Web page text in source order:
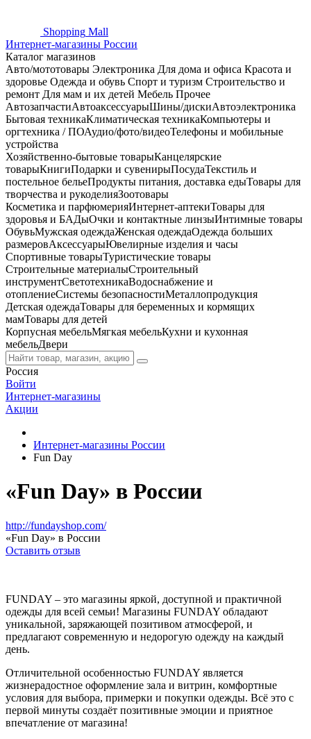
Shopping Mall
Интернет-магазины России
Каталог магазинов
Авто/мототовары Электроника Для дома и офиса Красота и
здоровье Одежда и обувь Спорт и туризм Строительство и
ремонт Для мам и их детей Мебель Прочее
АвтозапчастиАвтоаксессуарыШины/дискиАвтоэлектроника
Бытовая техникаКлиматическая техникаКомпьютеры и
оргтехника / ПОАудио/фото/видеоТелефоны и мобильные
устройства
Хозяйственно-бытовые товарыКанцелярские
товарыКнигиПодарки и сувенирыПосудаТекстиль и
постельное бельеПродукты питания, доставка едыТовары для
творчества и рукоделияЗоотовары
Косметика и парфюмерияИнтернет-аптекиТовары для
здоровья и БАДыОчки и контактные линзыИнтимные товары
ОбувьМужская одеждаЖенская одеждаОдежда больших
размеровАксессуарыЮвелирные изделия и часы
Спортивные товарыТуристические товары
Строительные материалыСтроительный
инструментСветотехникаВодоснабжение и
отоплениеСистемы безопасностиМеталлопродукция
Детская одеждаТовары для беременных и кормящих
мамТовары для детей
Корпусная мебельМягкая мебельКухни и кухонная
мебельДвери
Россия
Войти
Интернет-магазины
Акции
Интернет-магазины России
Fun Day
«Fun Day» в России
http://fundayshop.com/
«Fun Day» в России
Оставить отзыв
FUNDAY – это магазины яркой, доступной и практичной
одежды для всей семьи! Магазины FUNDAY обладают
уникальной, заряжающей позитивом атмосферой, и
предлагают современную и недорогую одежду на каждый
день.
Отличительной особенностью FUNDAY является
жизнерадостное оформление зала и витрин, комфортные
условия для выбора, примерки и покупки одежды. Всё это с
первой минуты создаёт позитивные эмоции и приятное
впечатление от магазина!